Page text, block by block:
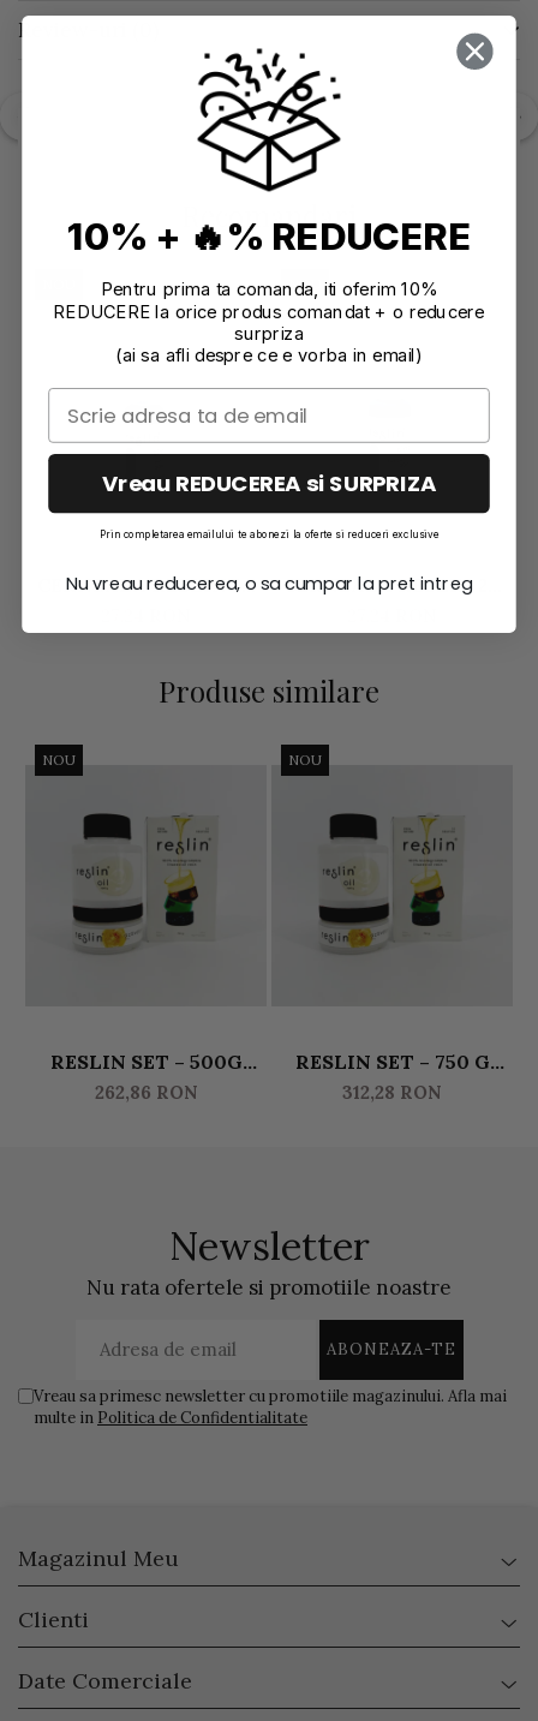
Review-uri
Recomandari
CERNEALA RESLIN 20
NOU
CERNEALA RESLIN 20
TURCOAZ
Produse similare
NOU
RESLIN SET – 500G
ULEI & 250G
ACTIVATOR
262,86 RON
NOU
RESLIN SET – 750 G
ULEI & 375 G
ACTIVATOR
312,28 RON
Newsletter
Nu rata ofertele si promotiile noastre
Vreau sa primesc newsletter cu promotiile magazinului. Afla mai
multe in Politica de Confidentialitate
Magazinul Meu
Clienti
Date Comerciale
10% + 🔥% REDUCERE
Pentru prima ta comanda, iti oferim 10%
REDUCERE la orice produs comandat + o reducere
surpriza
(ai sa afli despre ce e vorba in email)
Vreau REDUCEREA si SURPRIZA
Prin completarea emailului te abonezi la oferte si reduceri exclusive
Nu vreau reducerea, o sa cumpar la pret intreg